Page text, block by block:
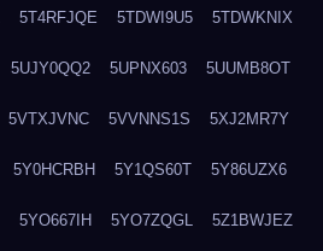
5T4RFJQE 5TDWI9U5 5TDWKNIX
5UJY0QQ2 5UPNX603 5UUMB8OT
5VTXJVNC 5VVNNS1S 5XJ2MR7Y
5Y0HCRBH 5Y1QS60T 5Y86UZX6
5YO667IH 5YO7ZQGL 5Z1BWJEZ